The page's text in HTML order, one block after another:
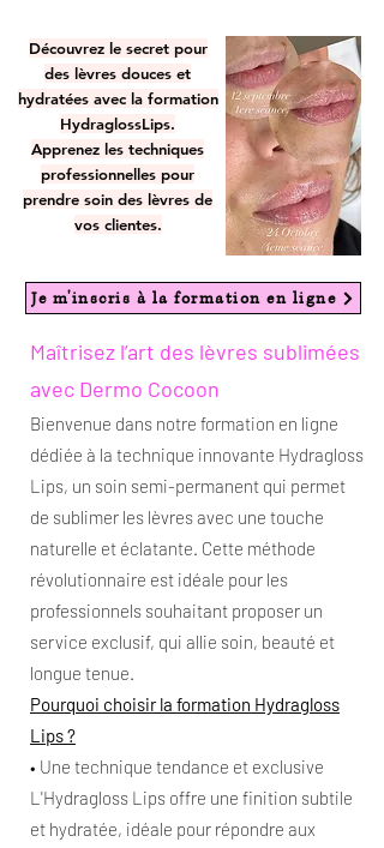
Découvrez le secret pour
des lèvres douces et
hydratées avec la formation
HydraglossLips.
Apprenez les techniques
professionnelles pour
prendre soin des lèvres de
vos clientes.
Je m'inscris à la formation en ligne
Maîtrisez l’art des lèvres sublimées
avec Dermo Cocoon
Bienvenue dans notre formation en ligne
dédiée à la technique innovante Hydragloss
Lips, un soin semi-permanent qui permet
de sublimer les lèvres avec une touche
naturelle et éclatante. Cette méthode
révolutionnaire est idéale pour les
professionnels souhaitant proposer un
service exclusif, qui allie soin, beauté et
longue tenue.
Pourquoi choisir la formation Hydragloss
Lips ?
• Une technique tendance et exclusive
L'Hydragloss Lips offre une finition subtile
et hydratée, idéale pour répondre aux